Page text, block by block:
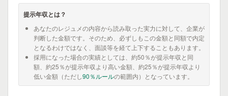
提示年収とは？
あなたのレジュメの内容から読み取った実力に対して、企業が
判断した金額です。そのため、必ずしもこの金額と同額で内定
となるわけではなく、面談等を経て上下することもあります。
採用になった場合の実績としては、約50％が提示年収と同
額、約25％が提示年収より高い金額、約25％が提示年収より
低い金額（ただし90％ルールの範囲内）となっています。